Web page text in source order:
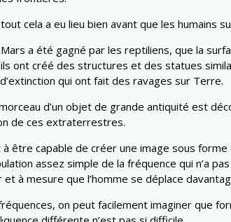
cela a eu lieu bien avant que les humains
a été gagné par les reptiliens, que la
ont créé des structures et des statues
qui ont fait des ravages sur Terre.
d’un objet de grande antiquité est
de ces extraterrestres.
être capable de créer une image sous
assez simple de la fréquence qui n’a
à mesure que l’homme se déplace
on peut facilement imaginer que